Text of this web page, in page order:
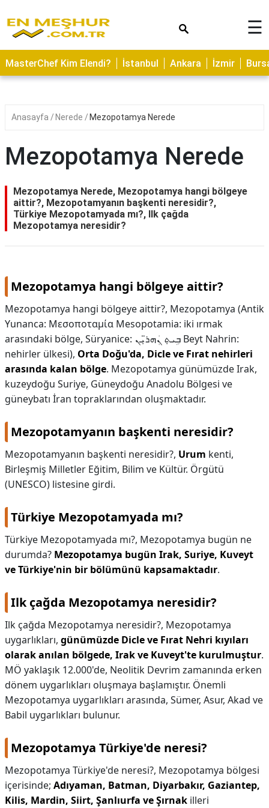
ASTROLOJİ
SAĞLIK
YERLER
NEDİR
KAMP
ALANLARI
KAPLICALAR
İLETİŞİM
☰
MasterChef Kim Elendi? İstanbul Ankara İzmir
Anasayfa Nerede Mezopotamya Nerede
Mezopotamya Nerede
Mezopotamya Nerede, Mezopotamya hangi bölgeye
aittir?, Mezopotamyanın başkenti neresidir?,
Türkiye Mezopotamyada mı?, Ilk çağda
Mezopotamya neresidir?
Mezopotamya hangi bölgeye aittir?
Mezopotamya hangi bölgeye aittir?, Mezopotamya (Antik
Yunanca: Μεσοποταμία Mesopotamia: iki ırmak
arasındaki bölge, Süryanice: ܒܹܝܬܼ ܢܲܗܪ̈ܝܼܢ Beyt Nahrin:
nehirler ülkesi), Orta Doğu'da, Dicle ve Fırat nehirleri
arasında kalan bölge. Mezopotamya günümüzde Irak,
kuzeydoğu Suriye, Güneydoğu Anadolu Bölgesi ve
güneybatı İran topraklarından oluşmaktadır.
Mezopotamyanın başkenti neresidir?
Mezopotamyanın başkenti neresidir?, Urum kenti,
Birleşmiş Milletler Eğitim, Bilim ve Kültür. Örgütü
(UNESCO) listesine girdi.
Türkiye Mezopotamyada mı?
Türkiye Mezopotamyada mı?, Mezopotamya bugün ne
durumda? Mezopotamya bugün Irak, Suriye, Kuveyt
ve Türkiye'nin bir bölümünü kapsamaktadır.
Ilk çağda Mezopotamya neresidir?
Ilk çağda Mezopotamya neresidir?, Mezopotamya
uygarlıkları, günümüzde Dicle ve Fırat Nehri kıyıları
olarak anılan bölgede, Irak ve Kuveyt'te kurulmuştur.
MÖ yaklaşık 12.000'de, Neolitik Devrim zamanında erken
dönem uygarlıkları oluşmaya başlamıştır. Önemli
Mezopotamya uygarlıkları arasında, Sümer, Asur, Akad ve
Babil uygarlıkları bulunur.
Mezopotamya Türkiye'de neresi?
Mezopotamya Türkiye'de neresi?, Mezopotamya bölgesi
içerisinde; Adıyaman, Batman, Diyarbakır, Gaziantep,
Kilis, Mardin, Siirt, Şanlıurfa ve Şırnak illeri